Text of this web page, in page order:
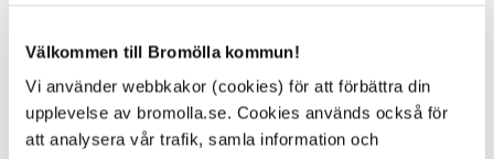
Välkommen till Bromölla kommun!
Vi använder webbkakor (cookies) för att förbättra din
upplevelse av bromolla.se. Cookies används också för
att analysera vår trafik, samla information och
Vilken typ av uppdrag är du intresserad av (ålder,
kön, antal timmar/dagar per månad)? *